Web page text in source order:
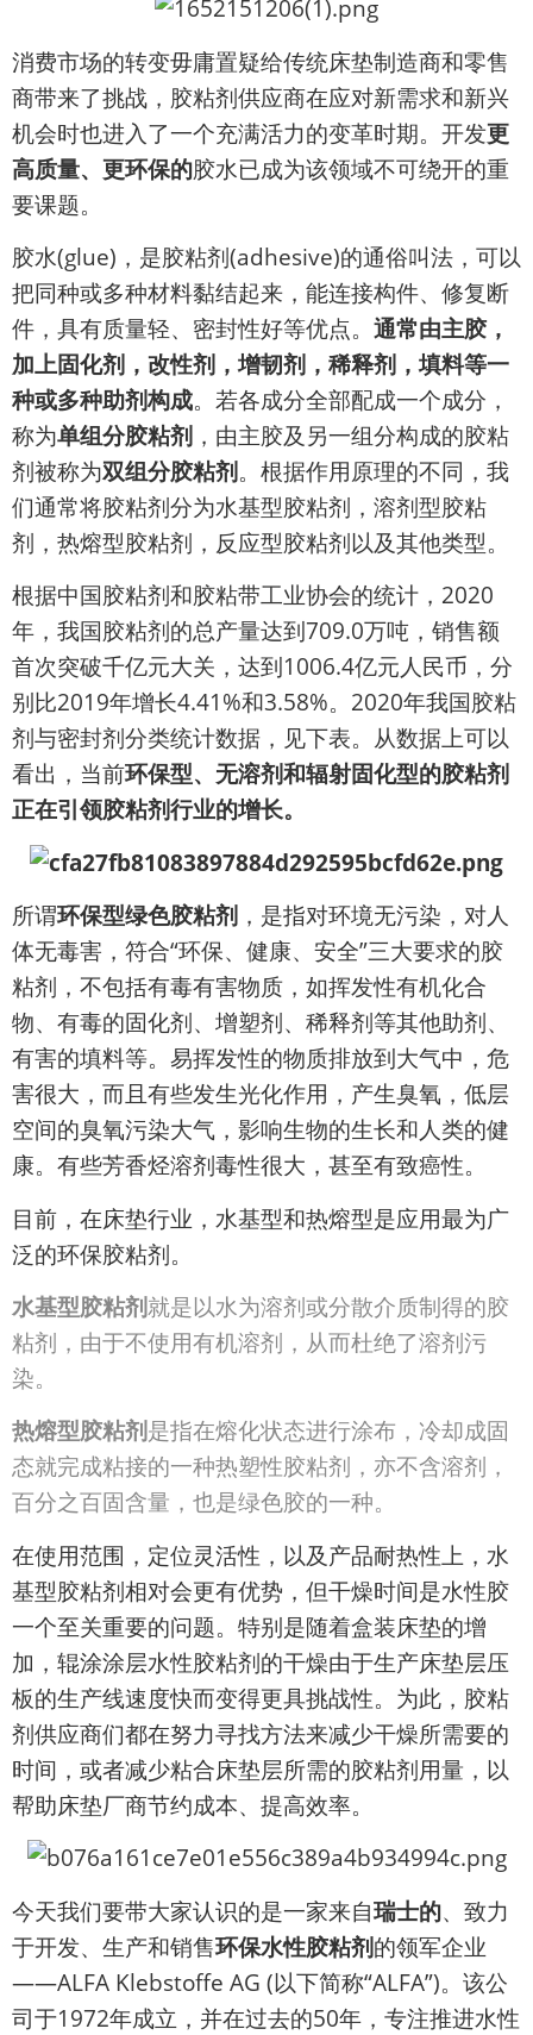
消费市场的转变毋庸置疑给传统床垫制造商和零售
商带来了挑战，胶粘剂供应商在应对新需求和新兴
机会时也进入了一个充满活力的变革时期。开发更
高质量、更环保的胶水已成为该领域不可绕开的重
要课题。
胶水(glue)，是胶粘剂(adhesive)的通俗叫法，可以
把同种或多种材料黏结起来，能连接构件、修复断
件，具有质量轻、密封性好等优点。 通常由主胶，
加上固化剂，改性剂，增韧剂，稀释剂，填料等一
种或多种助剂构成。若各成分全部配成一个成分，
称为单组分胶粘剂 ，由主胶及另一组分构成的胶粘
剂被称为双组分胶粘剂。根据作用原理的不同，我
们通常将胶粘剂分为水基型胶粘剂，溶剂型胶粘
剂，热熔型胶粘剂，反应型胶粘剂以及其他类型。
根据中国胶粘剂和胶粘带工业协会的统计，2020
年，我国胶粘剂的总产量达到709.0万吨，销售额
首次突破千亿元大关，达到1006.4亿元人民币，分
别比2019年增长4.41%和3.58%。2020年我国胶粘
剂与密封剂分类统计数据，见下表。从数据上可以
看出，当前环保型、无溶剂和辐射固化型的胶粘剂
正在引领胶粘剂行业的增长。
所谓环保型绿色胶粘剂 ，是指对环境无污染，对人
体无毒害，符合“环保、健康、安全”三大要求的胶
粘剂，不包括有毒有害物质，如挥发性有机化合
物、有毒的固化剂、增塑剂、稀释剂等其他助剂、
有害的填料等。易挥发性的物质排放到大气中，危
害很大，而且有些发生光化作用，产生臭氧，低层
空间的臭氧污染大气，影响生物的生长和人类的健
康。有些芳香烃溶剂毒性很大，甚至有致癌性。
目前，在床垫行业，水基型和热熔型是应用最为广
泛的环保胶粘剂。
水基型胶粘剂就是以水为溶剂或分散介质制得的胶
粘剂，由于不使用有机溶剂，从而杜绝了溶剂污
染。
热熔型胶粘剂是指在熔化状态进行涂布，冷却成固
态就完成粘接的一种热塑性胶粘剂，亦不含溶剂，
百分之百固含量，也是绿色胶的一种。
在使用范围，定位灵活性，以及产品耐热性上，水
基型胶粘剂相对会更有优势，但干燥时间是水性胶
一个至关重要的问题。特别是随着盒装床垫的增
加，辊涂涂层水性胶粘剂的干燥由于生产床垫层压
板的生产线速度快而变得更具挑战性。为此，胶粘
剂供应商们都在努力寻找方法来减少干燥所需要的
时间，或者减少粘合床垫层所需的胶粘剂用量，以
帮助床垫厂商节约成本、提高效率。
今天我们要带大家认识的是一家来自瑞士的、致力
于开发、生产和销售环保水性胶粘剂的领军企业
——ALFA Klebstoffe AG (以下简称“ALFA”)。该公
司于1972年成立，并在过去的50年，专注推进水性